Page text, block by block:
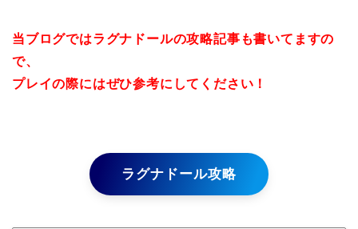
当ブログではラグナドールの攻略記事も書いてますの
で、
プレイの際にはぜひ参考にしてください！
ラグナドール攻略